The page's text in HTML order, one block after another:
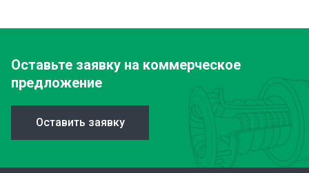
Оставьте заявку на коммерческое
предложение
Оставить заявку